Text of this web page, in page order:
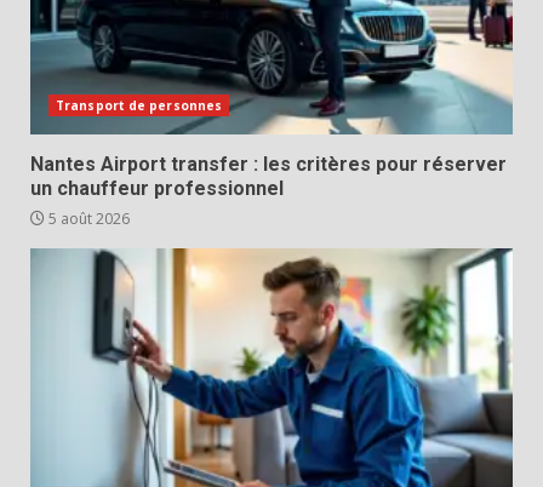
Transport de personnes
Nantes Airport transfer : les critères pour réserver
un chauffeur professionnel
5 août 2026